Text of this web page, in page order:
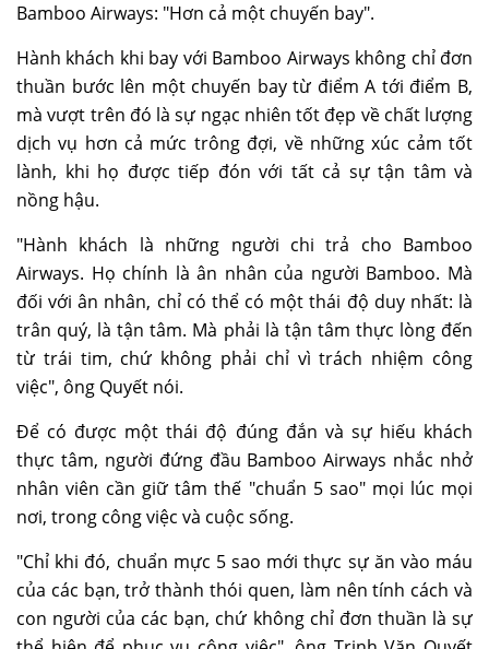
Bamboo Airways: "Hơn cả một chuyến bay".
Hành khách khi bay với Bamboo Airways không chỉ đơn
thuần bước lên một chuyến bay từ điểm A tới điểm B,
mà vượt trên đó là sự ngạc nhiên tốt đẹp về chất lượng
dịch vụ hơn cả mức trông đợi, về những xúc cảm tốt
lành, khi họ được tiếp đón với tất cả sự tận tâm và
nồng hậu.
"Hành khách là những người chi trả cho Bamboo
Airways. Họ chính là ân nhân của người Bamboo. Mà
đối với ân nhân, chỉ có thể có một thái độ duy nhất: là
trân quý, là tận tâm. Mà phải là tận tâm thực lòng đến
từ trái tim, chứ không phải chỉ vì trách nhiệm công
việc", ông Quyết nói.
Để có được một thái độ đúng đắn và sự hiếu khách
thực tâm, người đứng đầu Bamboo Airways nhắc nhở
nhân viên cần giữ tâm thế "chuẩn 5 sao" mọi lúc mọi
nơi, trong công việc và cuộc sống.
"Chỉ khi đó, chuẩn mực 5 sao mới thực sự ăn vào máu
của các bạn, trở thành thói quen, làm nên tính cách và
con người của các bạn, chứ không chỉ đơn thuần là sự